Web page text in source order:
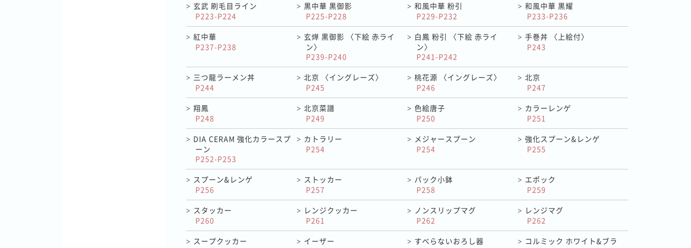
> 玄武 刷毛目ライン
P223-P224
> 黒中華 黒御影
P225-P228
> 和風中華 粉引
P229-P232
> 和風中華 黒耀
P233-P236
> 紅中華
P237-P238
> 玄燁 黒御影 〈下絵 赤ライ
ン〉
P239-P240
> 白鳳 粉引 〈下絵 赤ライ
ン〉
P241-P242
> 手巻丼 〈上絵付〉
P243
> 三つ龍ラーメン丼
P244
> 北京 〈イングレーズ〉
P245
> 桃花源 〈イングレーズ〉
P246
> 北京
P247
> 翔鳳
P248
> 北京菜譜
P249
> 色絵唐子
P250
> カラーレンゲ
P251
> DIA CERAM 強化カラースプ
ーン
P252-P253
> カトラリー
P254
> メジャースプーン
P254
> 強化スプーン&レンゲ
P255
> スプーン&レンゲ
P256
> ストッカー
P257
> パック小鉢
P258
> エポック
P259
> スタッカー
P260
> レンジクッカー
P261
> ノンスリップマグ
P262
> レンジマグ
P262
> スープクッカー
> イーザー
> すべらないおろし器
> コルミック ホワイト&ブラ